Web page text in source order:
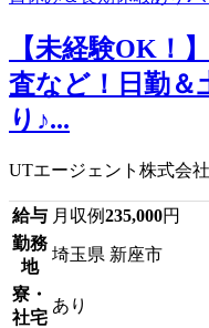
【未経験OK！
査など！日勤＆
り♪...
UTエージェント株式会社
給与 月収例235,000円
勤務
地
埼玉県 新座市
寮・
社宅
あり